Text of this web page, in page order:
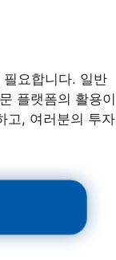
요합니다. 일반
플랫폼의 활용이
고, 여러분의 투자